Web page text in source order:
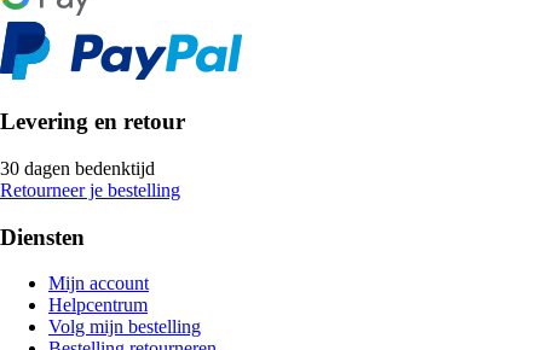
Levering en retour
30 dagen bedenktijd
Retourneer je bestelling
Diensten
Mijn account
Helpcentrum
Volg mijn bestelling